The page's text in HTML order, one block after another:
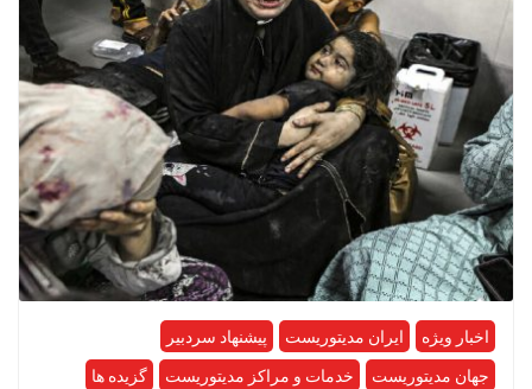
اخبار ویژه ایران مدیتوریست
پیشنهاد سردبیر
جهان مدیتوریست
خدمات و مراکز مدیتوریست گزیده ها